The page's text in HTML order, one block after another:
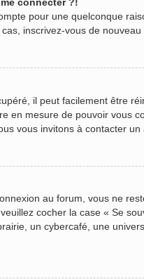
pour une quelconque
inscrivez-vous de
il peut facilement être
en mesure de pouvoir vous
vous invitons à contacter un
au forum, vous ne
cocher la case « Se
un cybercafé, une